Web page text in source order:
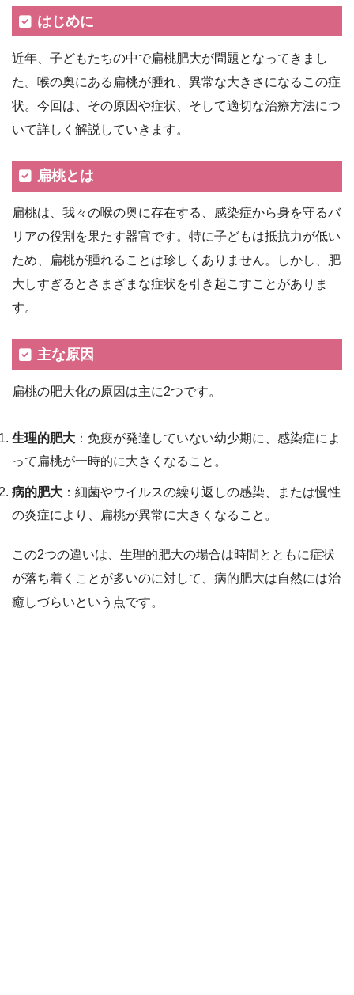
はじめに
近年、子どもたちの中で扁桃肥大が問題となってきまし
た。喉の奥にある扁桃が腫れ、異常な大きさになるこの症
状。今回は、その原因や症状、そして適切な治療方法につ
いて詳しく解説していきます。
扁桃とは
扁桃は、我々の喉の奥に存在する、感染症から身を守るバ
リアの役割を果たす器官です。特に子どもは抵抗力が低い
ため、扁桃が腫れることは珍しくありません。しかし、肥
大しすぎるとさまざまな症状を引き起こすことがありま
す。
主な原因
扁桃の肥大化の原因は主に2つです。
生理的肥大 ：免疫が発達していない幼少期に、感染症によ
って扁桃が一時的に大きくなること。
病的肥大 ：細菌やウイルスの繰り返しの感染、または慢性
の炎症により、扁桃が異常に大きくなること。
この2つの違いは、生理的肥大の場合は時間とともに症状
が落ち着くことが多いのに対して、病的肥大は自然には治
癒しづらいという点です。